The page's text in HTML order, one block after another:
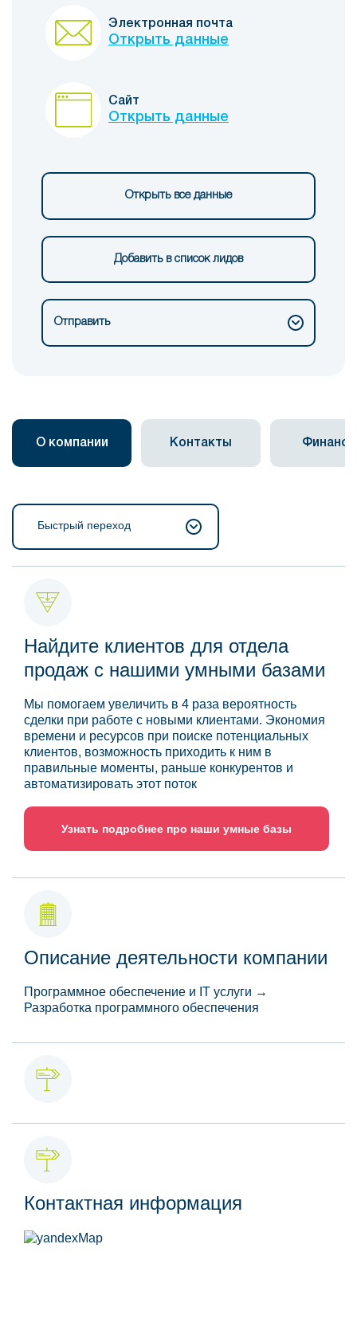
Электронная почта
Открыть данные
Сайт
Открыть данные
Открыть все данные
Добавить в список лидов
Отправить
О компании Контакты Финансы
Быстрый переход
Найдите клиентов для отдела
продаж с нашими умными базами
Мы помогаем увеличить в 4 раза вероятность
сделки при работе с новыми клиентами. Экономия
времени и ресурсов при поиске потенциальных
клиентов, возможность приходить к ним в
правильные моменты, раньше конкурентов и
автоматизировать этот поток
Узнать подробнее про наши умные базы
Описание деятельности компании
Программное обеспечение и IT услуги →
Разработка программного обеспечения
Контактная информация